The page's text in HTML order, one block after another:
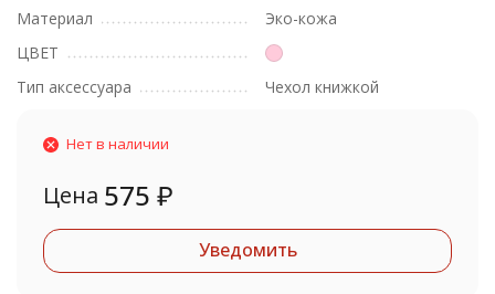
Материал
Эко-кожа
ЦВЕТ
Тип аксессуара
Чехол книжкой
Нет в наличии
Цена 575 ₽
Уведомить